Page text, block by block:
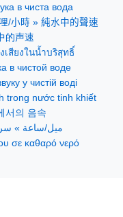
в чиста вода
/小時 » 純水中的聲速
的声速
เสียงในน้ำบริสุทธิ์
в чистой воде
у чистій воді
trong nước tinh khiết
서의 음속
ميل/ساعة »
σε καθαρό νερό